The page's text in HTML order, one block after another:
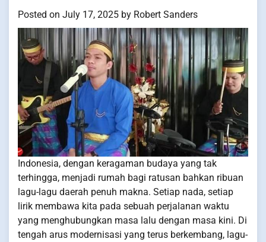
Posted on July 17, 2025 by Robert Sanders
Indonesia, dengan keragaman budaya yang tak
terhingga, menjadi rumah bagi ratusan bahkan ribuan
lagu-lagu daerah penuh makna. Setiap nada, setiap
lirik membawa kita pada sebuah perjalanan waktu
yang menghubungkan masa lalu dengan masa kini. Di
tengah arus modernisasi yang terus berkembang, lagu-